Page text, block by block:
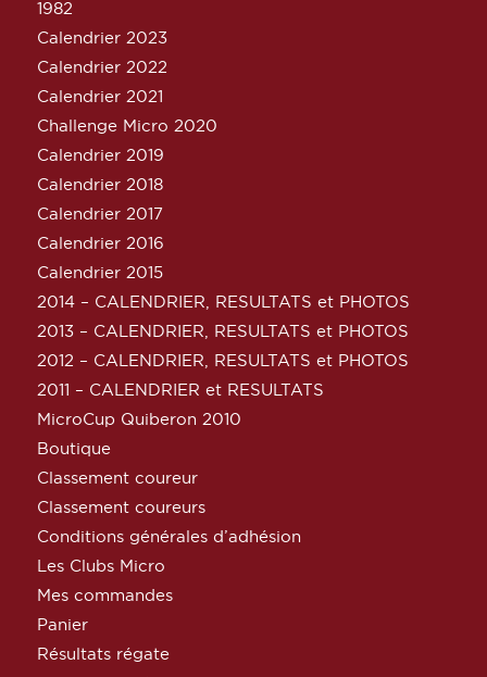
1982
Calendrier 2023
Calendrier 2022
Calendrier 2021
Challenge Micro 2020
Calendrier 2019
Calendrier 2018
Calendrier 2017
Calendrier 2016
Calendrier 2015
2014 – CALENDRIER, RESULTATS et PHOTOS
2013 – CALENDRIER, RESULTATS et PHOTOS
2012 – CALENDRIER, RESULTATS et PHOTOS
2011 – CALENDRIER et RESULTATS
MicroCup Quiberon 2010
Boutique
Classement coureur
Classement coureurs
Conditions générales d’adhésion
Les Clubs Micro
Mes commandes
Panier
Résultats régate